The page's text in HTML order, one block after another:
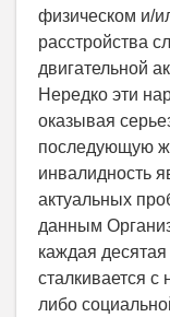
физическом и/
расстройства
двигательной
Нередко эти
оказывая
последующую
инвалидность
актуальных
данным
каждая
сталкивается
либо